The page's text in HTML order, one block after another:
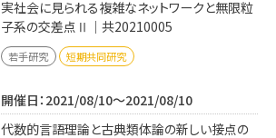
実社会に見られる複雑なネットワークと無限粒
子系の交差点Ⅱ｜共20210005
若手研究 短期共同研究
開催日：2021/08/10～2021/08/10
代数的言語理論と古典類体論の新しい接点の